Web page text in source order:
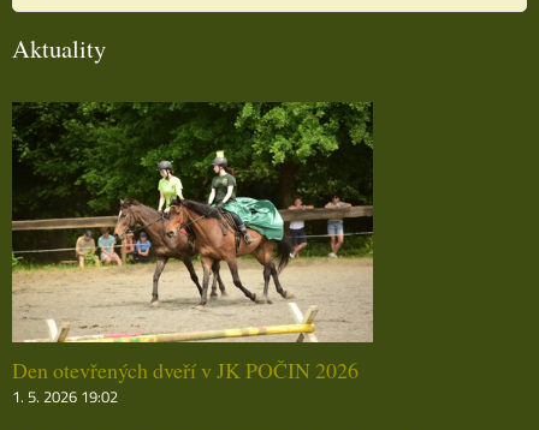
Aktuality
Den otevřených dveří v JK POČIN 2026
1. 5. 2026 19:02